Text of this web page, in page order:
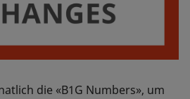
die «B1G Numbers», um